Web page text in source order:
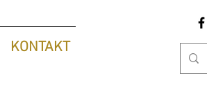
KONTAKT